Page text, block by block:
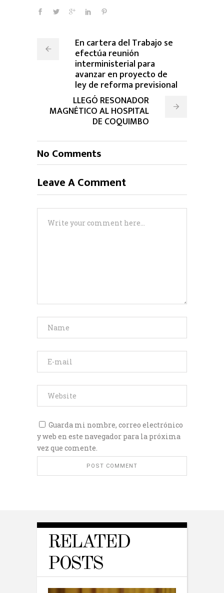
En cartera del Trabajo se
efectúa reunión
interministerial para
avanzar en proyecto de
ley de reforma previsional
LLEGÓ RESONADOR
MAGNÉTICO AL HOSPITAL
DE COQUIMBO
No Comments
Leave A Comment
Guarda mi nombre, correo electrónico
y web en este navegador para la próxima
vez que comente.
RELATED
POSTS